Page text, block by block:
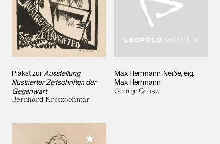
Plakat zurAusstellung
Illustrierter Zeitschriften der
Gegenwart
Bernhard Kretzschmar
Max Herrmann-Neiße, eig.
Max Herrmann
George Grosz
Meiner Sammlung hinzufügen